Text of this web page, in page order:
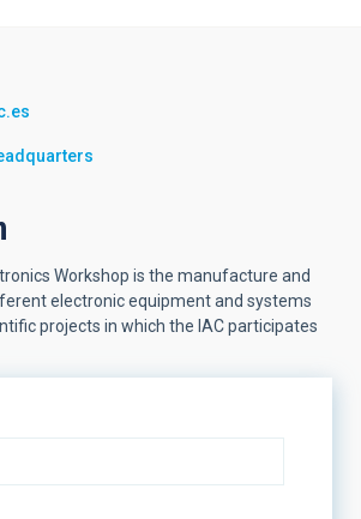
Workshop is the manufacture and
electronic equipment and systems
projects in which the IAC participates